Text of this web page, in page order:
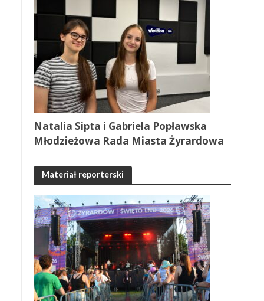
Natalia Sipta i Gabriela Popławska
Młodzieżowa Rada Miasta Żyrardowa
Materiał reporterski